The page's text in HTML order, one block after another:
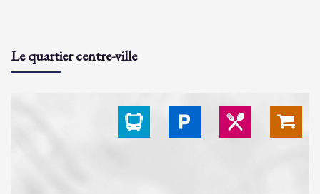
Le quartier centre-ville